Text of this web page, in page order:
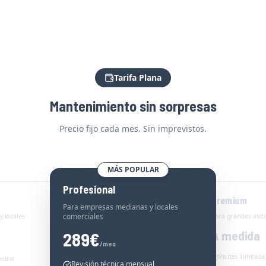
Tarifa Plana
Mantenimiento sin sorpresas
Precio fijo cada mes. Sin imprevistos.
locales
MÁS POPULAR
Profesional
Para empresas medianas y locales
comerciales
289€/mes
Revisión técnica mensual
Premium
Para grandes
A medida
Visitas